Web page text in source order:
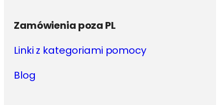
Zamówienia poza PL
Linki z kategoriami pomocy
Blog